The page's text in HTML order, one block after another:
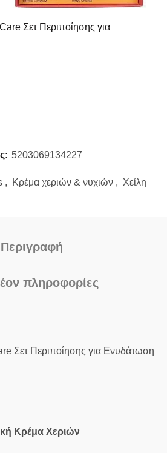
Σετ Περιποίησης για
5203069134227
, Κρέμα χεριών & νυχιών , Χείλη
Περιγραφή
πληροφορίες
Σετ Περιποίησης για Ενυδάτωση
Κρέμα Χεριών